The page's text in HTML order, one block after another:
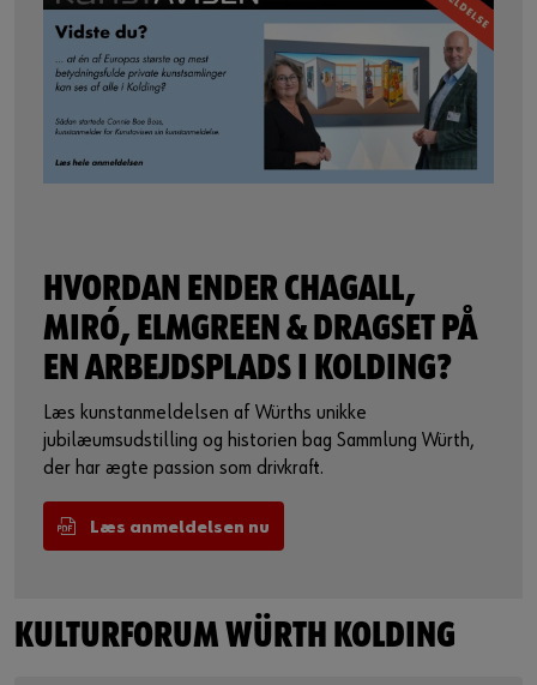
HVORDAN ENDER CHAGALL,
MIRÓ, ELMGREEN & DRAGSET PÅ
EN ARBEJDSPLADS I KOLDING?
Læs kunstanmeldelsen af Würths unikke
jubilæumsudstilling og historien bag Sammlung Würth,
der har ægte passion som drivkraft.
Læs anmeldelsen nu
KULTURFORUM WÜRTH KOLDING